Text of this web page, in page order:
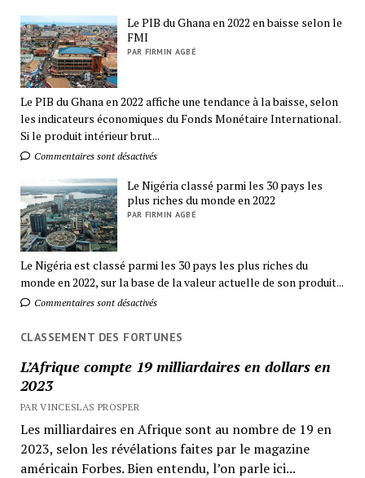
Le PIB du Ghana en 2022 en baisse selon le
FMI
PAR FIRMIN AGBÉ
Le PIB du Ghana en 2022 affiche une tendance à la baisse, selon
les indicateurs économiques du Fonds Monétaire International.
Si le produit intérieur brut...
Commentaires sont désactivés
Le Nigéria classé parmi les 30 pays les
plus riches du monde en 2022
PAR FIRMIN AGBÉ
Le Nigéria est classé parmi les 30 pays les plus riches du
monde en 2022, sur la base de la valeur actuelle de son produit...
Commentaires sont désactivés
CLASSEMENT DES FORTUNES
L’Afrique compte 19 milliardaires en dollars en
2023
PAR VINCESLAS PROSPER
Les milliardaires en Afrique sont au nombre de 19 en
2023, selon les révélations faites par le magazine
américain Forbes. Bien entendu, l’on parle ici...